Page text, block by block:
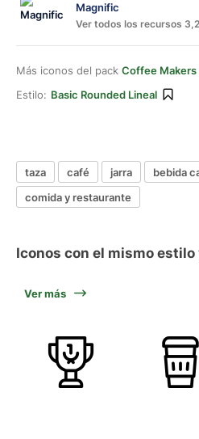
Magnific
Ver todos los recursos
Más iconos del pack Coffee
Estilo: Basic Rounded Lineal
taza café jarra bebida
comida y restaurante
Iconos con el mismo
Ver más